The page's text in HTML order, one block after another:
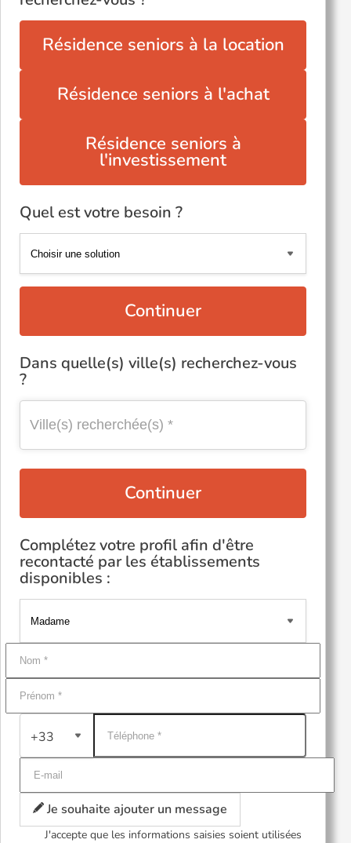
Résidence seniors à la location
Résidence seniors à l'achat
Résidence seniors à
l'investissement
Quel est votre besoin ?
Continuer
Dans quelle(s) ville(s) recherchez-vous
?
Continuer
Complétez votre profil afin d'être
recontacté par les établissements
disponibles :
+33
Je souhaite ajouter un message
J'accepte que les informations saisies soient utilisées